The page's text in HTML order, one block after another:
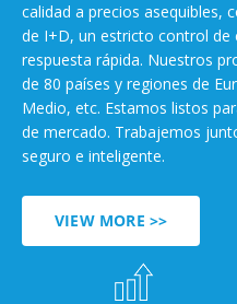
calidad a precios asequibles,
de I+D, un estricto control de
respuesta rápida. Nuestros
de 80 países y regiones de
Medio, etc. Estamos listos
de mercado. Trabajemos
seguro e inteligente.
VIEW MORE >>